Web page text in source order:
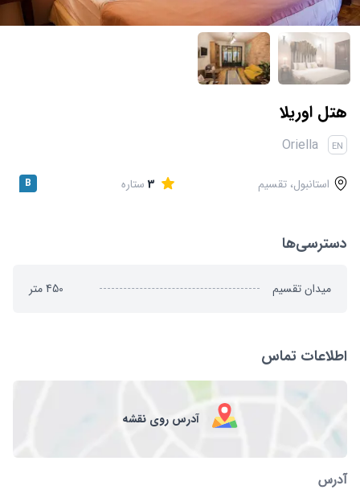
هتل اوریلا
EN
Oriella
استانبول، تقسیم 3 ستاره B
دسترسی‌ها
میدان تقسیم 450متر
اطلاعات تماس
آدرس روی نقشه
آدرس